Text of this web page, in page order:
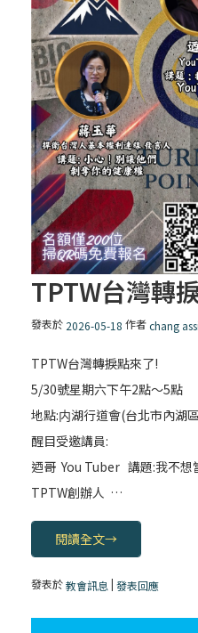
TPTW台灣轉
發表於 2026-05-18 作者chang
TPTW台灣轉捩點來了!
5/30號星期六下午2點〜5點
地點:内湖行道會(台北市內湖
醒目受邀講員:
迺哥 You Tuber 講題:我不想
TPTW創辦人 …
閱讀全文→
發表於教會訊息 |發表回應